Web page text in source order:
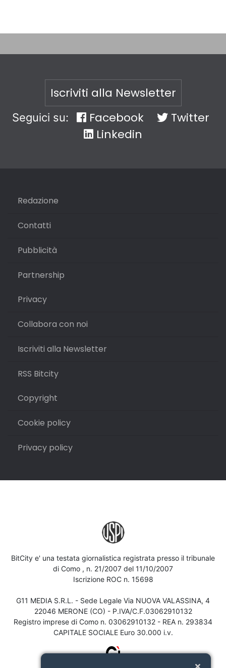
Iscriviti alla Newsletter
Seguici su: Facebook
Twitter
Linkedin
Redazione
Contatti
Pubblicità
Partnership
Privacy
Collabora con noi
Iscriviti alla Newsletter
RSS Bitcity
Copyright
Cookie policy
Privacy policy
BitCity e' una testata giornalistica registrata presso il tribunale
di Como , n. 21/2007 del 11/10/2007
Iscrizione ROC n. 15698
G11 MEDIA S.R.L. - Sede Legale Via NUOVA VALASSINA, 4
22046 MERONE (CO) - P.IVA/C.F.03062910132
Registro imprese di Como n. 03062910132 - REA n. 293834
CAPITALE SOCIALE Euro 30.000 i.v.